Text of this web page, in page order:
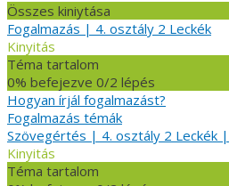
Összes kiniytása
Fogalmazás | 4. osztály 2 Leckék
Kinyitás
Téma tartalom
0% befejezve 0/2 lépés
Hogyan írjál fogalmazást?
Fogalmazás témák
Szövegértés | 4. osztály 2 Leckék |
Kinyitás
Téma tartalom